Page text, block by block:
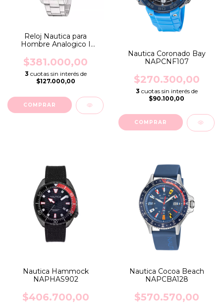
Reloj Nautica para
Hombre Analogico I
$381.000,00
3 cuotas sin interés de
$127.000,00
Nautica Coronado Bay
NAPCNF107
$270.300,00
3 cuotas sin interés de
$90.100,00
Nautica Hammock
NAPHAS902
$406.700,00
Nautica Cocoa Beach
NAPCBA128
$570.570,00